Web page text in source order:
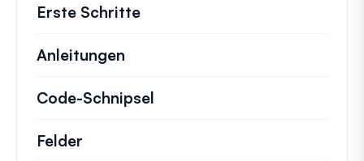
Erste Schritte
Anleitungen
Code-Schnipsel
Felder